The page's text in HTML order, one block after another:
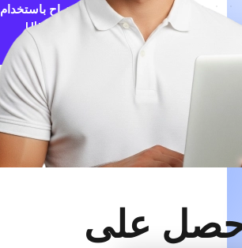
الاقتراح باستخدام
UltaAI
متاح!
على